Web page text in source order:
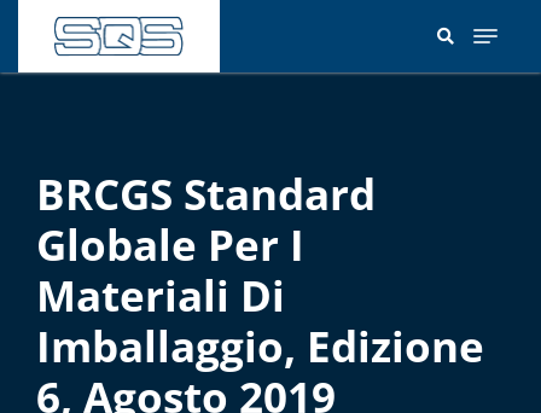
contenuto
BRCGS Standard
Globale Per I
Materiali Di
Imballaggio, Edizione
6, Agosto 2019